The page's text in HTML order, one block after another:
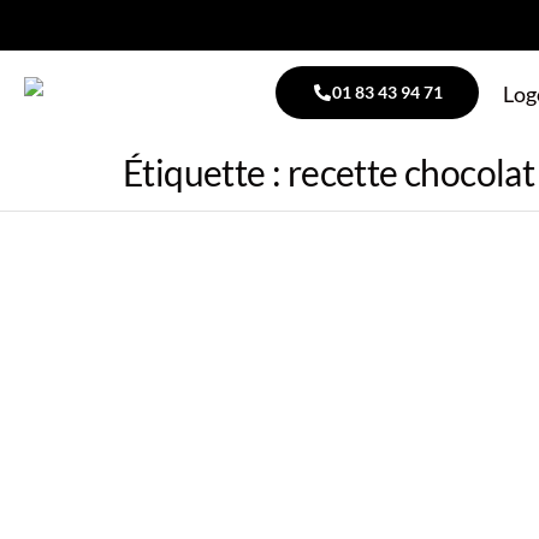
01 83 43 94 71
Étiquette : recette chocolat